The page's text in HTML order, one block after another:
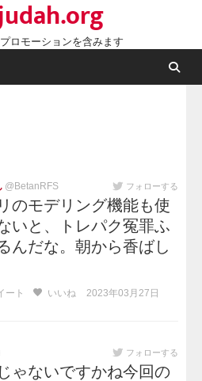
ロモーションを含みます
@BetanRFS フォローする
のモデリング機能も使
いと、トレパク冤罪ふ
んだな。朝から香ばし
ート いいね
2023年03月27日
フォローする
ゃないですかね今回の